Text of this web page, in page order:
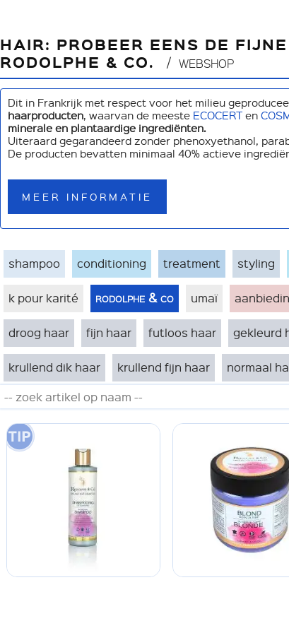
HAIR: PROBEER EENS DE
RODOLPHE & CO.
WEBSHOP
Dit in Frankrijk met respect voor het milieu
haarproducten, waarvan de meeste ECOCERT en
minerale en plantaardige ingrediënten.
Uiteraard gegarandeerd zonder phenoxyethanol,
De producten bevatten minimaal 40% actieve
MEER INFORMATIE
shampoo conditioning treatment styling
k pour karité rodolphe & co umaï
droog haar fijn haar futloos haar gekleurd
krullend dik haar krullend fijn haar normaal
95